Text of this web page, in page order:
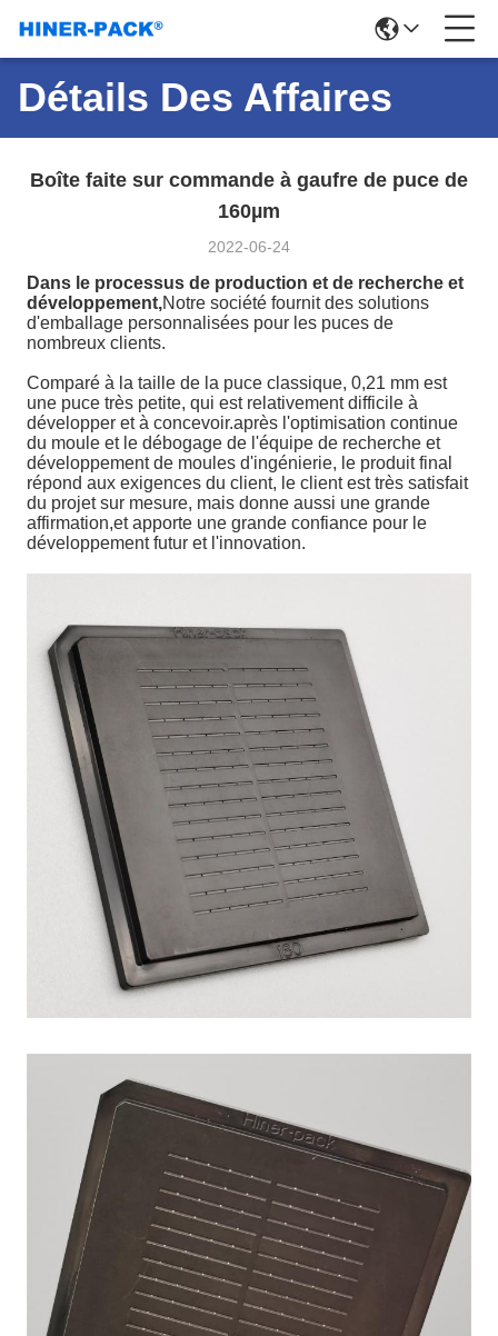
Détails Des Affaires
Boîte faite sur commande à gaufre de puce de
160µm
2022-06-24
Dans le processus de production et de recherche et
développement,Notre société fournit des solutions
d'emballage personnalisées pour les puces de
nombreux clients.
Comparé à la taille de la puce classique, 0,21 mm est
une puce très petite, qui est relativement difficile à
développer et à concevoir.après l'optimisation continue
du moule et le débogage de l'équipe de recherche et
développement de moules d'ingénierie, le produit final
répond aux exigences du client, le client est très satisfait
du projet sur mesure, mais donne aussi une grande
affirmation,et apporte une grande confiance pour le
développement futur et l'innovation.